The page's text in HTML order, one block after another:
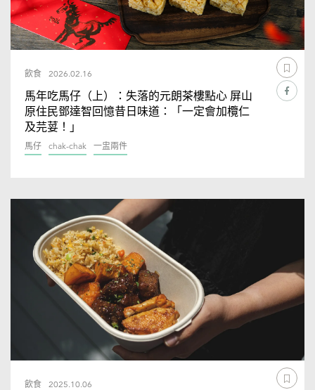
飲食 2026.02.16
馬年吃馬仔（上）：失落的元朗茶樓點心 屏山
原住民鄧達智回憶昔日味道：「一定會加欖仁
及芫荽！」
馬仔 chak-chak 一盅兩件
飲食 2025.10.06